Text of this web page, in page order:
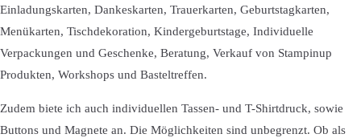
Einladungskarten, Dankeskarten, Trauerkarten, Geburtstagkarten,
Menükarten, Tischdekoration, Kindergeburtstage, Individuelle
Verpackungen und Geschenke, Beratung, Verkauf von Stampinup
Produkten, Workshops und Basteltreffen.
Zudem biete ich auch individuellen Tassen- und T-Shirtdruck, sowie
Buttons und Magnete an. Die Möglichkeiten sind unbegrenzt. Ob als